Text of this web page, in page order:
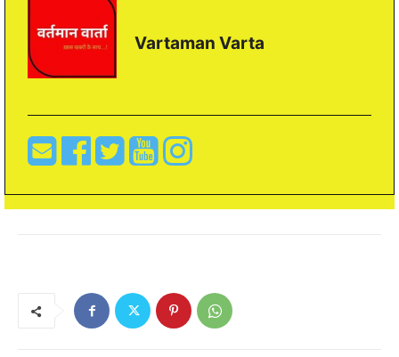
Vartaman Varta